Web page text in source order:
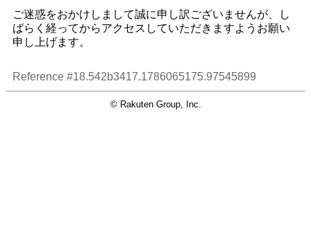
ご迷惑をおかけしまして誠に申し訳ございませんが、し
ばらく経ってからアクセスしていただきますようお願い
申し上げます。
Reference #18.542b3417.1786065175.97545899
© Rakuten Group, Inc.